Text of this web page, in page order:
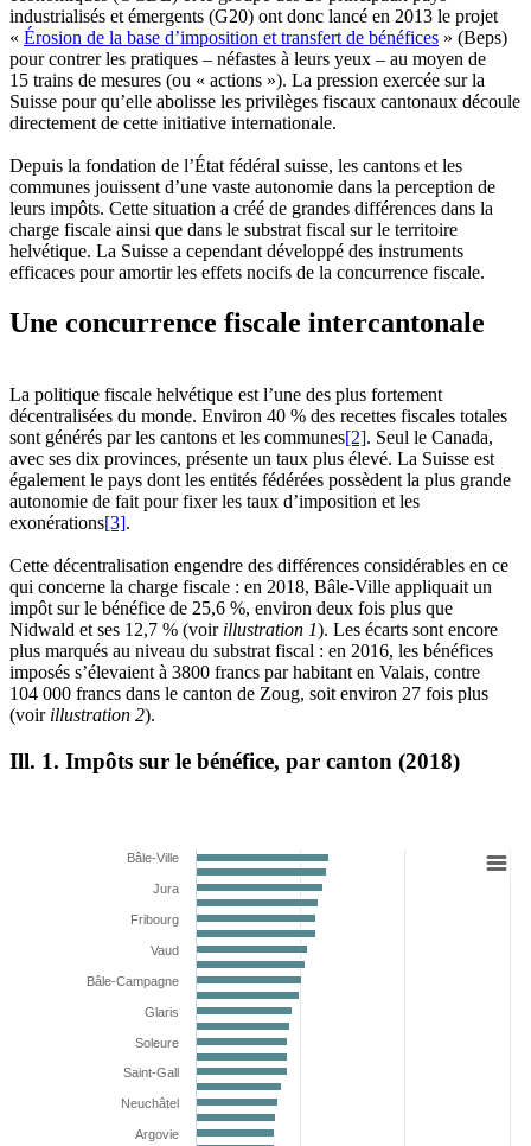
industrialisés et émergents (G20) ont donc lancé en 2013 le projet
« Érosion de la base d’imposition et transfert de bénéfices » (Beps)
pour contrer les pratiques – néfastes à leurs yeux – au moyen de
15 trains de mesures (ou « actions »). La pression exercée sur la
Suisse pour qu’elle abolisse les privilèges fiscaux cantonaux découle
directement de cette initiative internationale.
Depuis la fondation de l’État fédéral suisse, les cantons et les
communes jouissent d’une vaste autonomie dans la perception de
leurs impôts. Cette situation a créé de grandes différences dans la
charge fiscale ainsi que dans le substrat fiscal sur le territoire
helvétique. La Suisse a cependant développé des instruments
efficaces pour amortir les effets nocifs de la concurrence fiscale.
Une concurrence fiscale intercantonale
La politique fiscale helvétique est l’une des plus fortement
décentralisées du monde. Environ 40 % des recettes fiscales totales
sont générés par les cantons et les communes[2]. Seul le Canada,
avec ses dix provinces, présente un taux plus élevé. La Suisse est
également le pays dont les entités fédérées possèdent la plus grande
autonomie de fait pour fixer les taux d’imposition et les
exonérations[3].
Cette décentralisation engendre des différences considérables en ce
qui concerne la charge fiscale : en 2018, Bâle-Ville appliquait un
impôt sur le bénéfice de 25,6 %, environ deux fois plus que
Nidwald et ses 12,7 % (voir illustration 1). Les écarts sont encore
plus marqués au niveau du substrat fiscal : en 2016, les bénéfices
imposés s’élevaient à 3800 francs par habitant en Valais, contre
104 000 francs dans le canton de Zoug, soit environ 27 fois plus
(voir illustration 2).
Ill. 1. Impôts sur le bénéfice, par canton (2018)
Bâle-Ville
Jura
Fribourg
Vaud
Bâle-Campagne
Glaris
Soleure
Saint-Gall
Neuchâtel
Argovie